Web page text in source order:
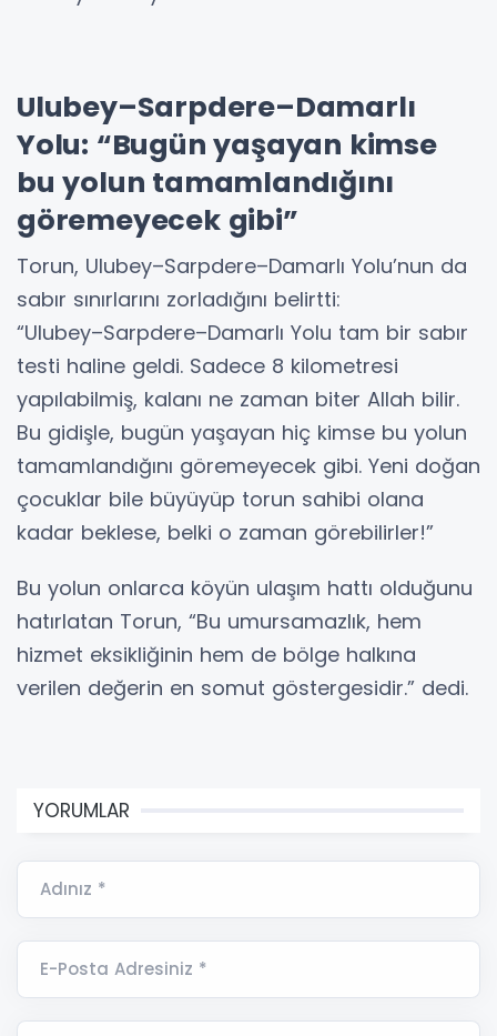
Ulubey–Sarpdere–Damarlı
Yolu: “Bugün yaşayan kimse
bu yolun tamamlandığını
göremeyecek gibi”
Torun, Ulubey–Sarpdere–Damarlı Yolu’nun da
sabır sınırlarını zorladığını belirtti:
“Ulubey–Sarpdere–Damarlı Yolu tam bir sabır
testi haline geldi. Sadece 8 kilometresi
yapılabilmiş, kalanı ne zaman biter Allah bilir.
Bu gidişle, bugün yaşayan hiç kimse bu yolun
tamamlandığını göremeyecek gibi. Yeni doğan
çocuklar bile büyüyüp torun sahibi olana
kadar beklese, belki o zaman görebilirler!”
Bu yolun onlarca köyün ulaşım hattı olduğunu
hatırlatan Torun, “Bu umursamazlık, hem
hizmet eksikliğinin hem de bölge halkına
verilen değerin en somut göstergesidir.” dedi.
YORUMLAR
Adınız *
E-Posta Adresiniz *